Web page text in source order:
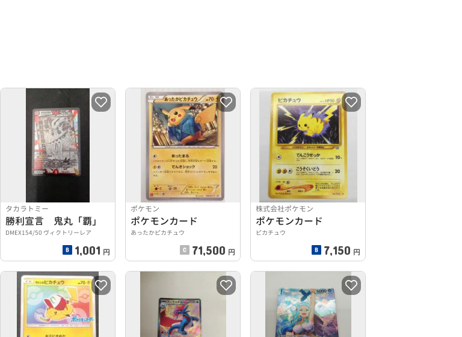
タカラトミー
勝利宣言 鬼丸「覇」
DMEX154/50 ヴィクトリーレア
1,001 円
ポケモン
ポケモンカード
あったかピカチュウ
71,500 円
株式会社ポケモン
ポケモンカード
ピカチュウ
7,150 円